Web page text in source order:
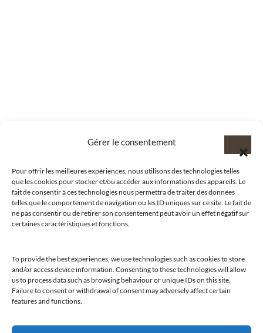
Gérer le consentement
Pour offrir les meilleures expériences, nous utilisons des technologies telles
que les cookies pour stocker et/ou accéder aux informations des appareils. Le
fait de consentir à ces technologies nous permettra de traiter des données
telles que le comportement de navigation ou les ID uniques sur ce site. Le fait de
ne pas consentir ou de retirer son consentement peut avoir un effet négatif sur
certaines caractéristiques et fonctions.
To provide the best experiences, we use technologies such as cookies to store
and/or access device information. Consenting to these technologies will allow
us to process data such as browsing behaviour or unique IDs on this site.
Failure to consent or withdrawal of consent may adversely affect certain
features and functions.@clubamilcar
LUXURY SELECTIONS BY CLUB AMILCAR